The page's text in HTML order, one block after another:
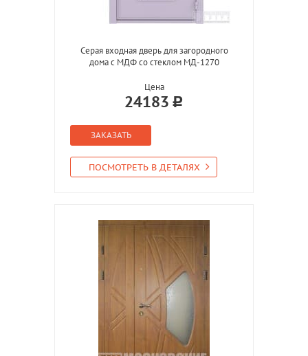
Серая входная дверь для загородного
дома с МДФ со стеклом МД-1270
Цена
24183
ЗАКАЗАТЬ
ПОСМОТРЕТЬ В ДЕТАЛЯХ